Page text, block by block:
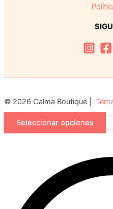
© 2026 Calma Boutique |
Seleccionar opciones